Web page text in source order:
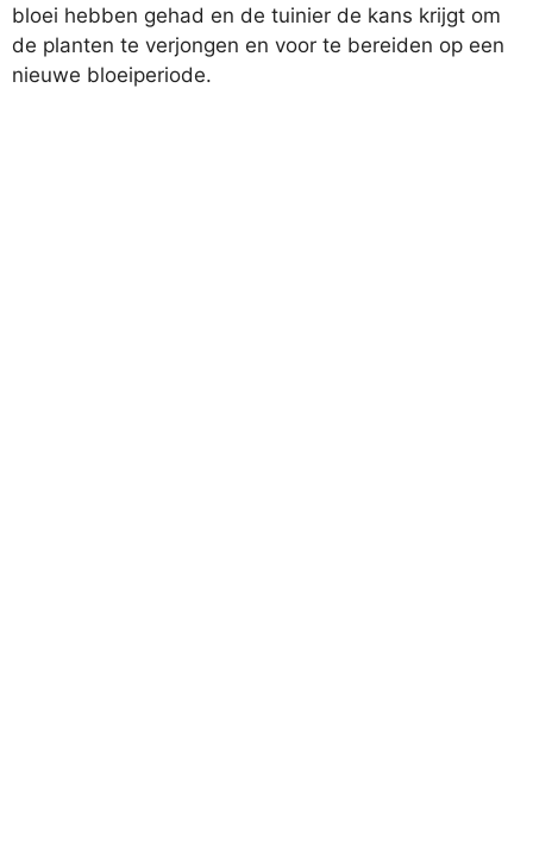
bloei hebben gehad en de tuinier de kans krijgt om
de planten te verjongen en voor te bereiden op een
nieuwe bloeiperiode.